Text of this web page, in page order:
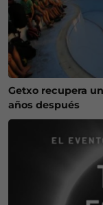
Getxo recupera
años después